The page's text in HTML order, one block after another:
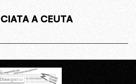
A CEUTA